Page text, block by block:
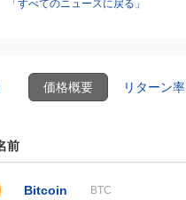
「すべてのニュースに戻る」
価格概要 リターン率
前
Bitcoin BTC